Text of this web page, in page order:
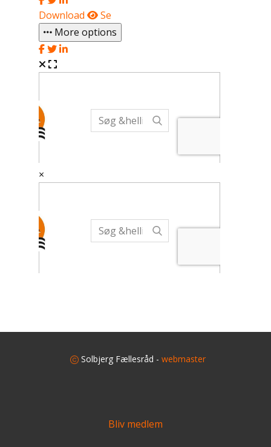
Download
Se
More options
×
Solbjerg Fællesråd - webmaster
Bliv medlem